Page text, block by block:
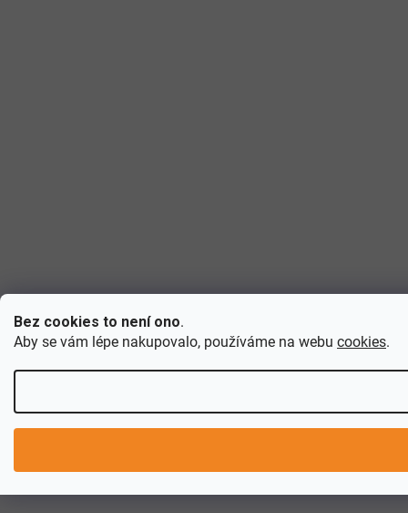
Bez cookies to není ono.
Aby se vám lépe nakupovalo, používáme na webu cookies.